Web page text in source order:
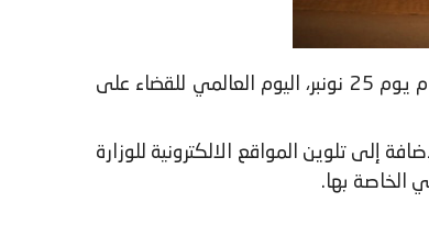
انخرطت وزارة الاقتصاد والمالية في الحملة الأممية لمناهضة العنف القائم على النوع الاجتماعي والتي تنطلق كل عام يوم 25 نونبر، اليوم العالمي للقضاء على
إلى تلوين المواقع الالكترونية للوزارة
الخاصة بها.